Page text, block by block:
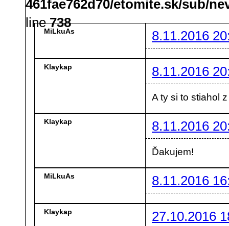
461fae762d70/etomite.sk/sub/
line738
MiLkuAs 8.11.2016
Klaykap 8.11.2016
A ty si to stiahol
Klaykap 8.11.2016
Ďakujem!
MiLkuAs 8.11.2016
Klaykap 27.10.2016